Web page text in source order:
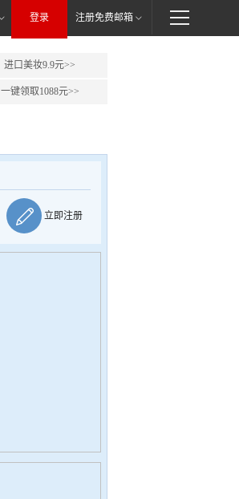
登录 注册免费邮箱
进口美妆9.9元>>
一键领取1088元>>
立即注册